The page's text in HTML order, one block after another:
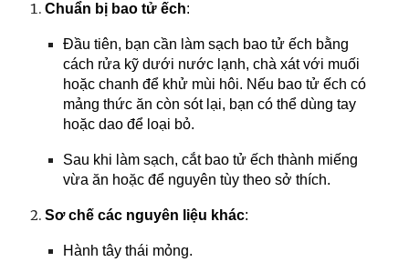
Chuẩn bị bao tử ếch:
Đầu tiên, bạn cần làm sạch bao tử ếch bằng
cách rửa kỹ dưới nước lạnh, chà xát với muối
hoặc chanh để khử mùi hôi. Nếu bao tử ếch có
mảng thức ăn còn sót lại, bạn có thể dùng tay
hoặc dao để loại bỏ.
Sau khi làm sạch, cắt bao tử ếch thành miếng
vừa ăn hoặc để nguyên tùy theo sở thích.
Sơ chế các nguyên liệu khác:
Hành tây thái mỏng.